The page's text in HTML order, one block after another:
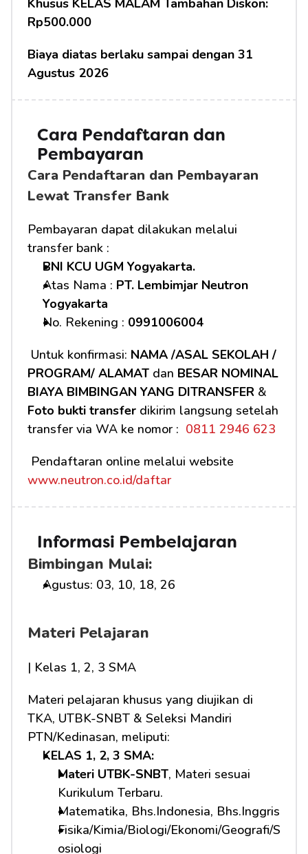
Khusus KELAS MALAM Tambahan Diskon:
Rp500.000
Biaya diatas berlaku sampai dengan 31
Agustus 2026
Cara Pendaftaran dan
Pembayaran
Cara Pendaftaran dan Pembayaran
Lewat Transfer Bank
Pembayaran dapat dilakukan melalui
transfer bank :
BNI KCU UGM Yogyakarta.
Atas Nama : PT. Lembimjar Neutron
Yogyakarta
No. Rekening : 0991006004
Untuk konfirmasi: NAMA /ASAL SEKOLAH /
PROGRAM/ ALAMAT dan BESAR NOMINAL
BIAYA BIMBINGAN YANG DITRANSFER
Foto bukti transfer dikirim langsung setelah
transfer via WA ke nomor : 0811 2946 623
www.neutron.co.id/daftar
Informasi Pembelajaran
Bimbingan Mulai:
Agustus: 03, 10, 18, 26
Materi Pelajaran
| Kelas 1, 2, 3 SMA
Materi pelajaran khusus yang diujikan di
TKA, UTBK-SNBT & Seleksi Mandiri
PTN/Kedinasan, meliputi:
KELAS 1, 2, 3 SMA:
Materi UTBK-SNBT, Materi sesuai
Kurikulum Terbaru.
Matematika, Bhs.Indonesia, Bhs.Inggris
Fisika/Kimia/Biologi/Ekonomi/Geografi/S
osiologi